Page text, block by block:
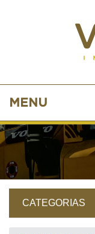
MENU
CATEGORIAS